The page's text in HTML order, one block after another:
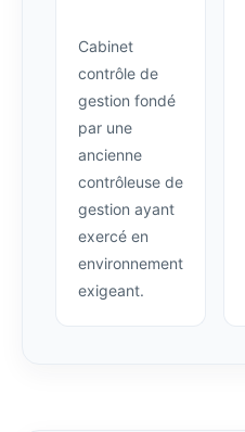
Cabinet
contrôle de
gestion fondé
par une
ancienne
contrôleuse de
gestion ayant
exercé en
environnement
exigeant.